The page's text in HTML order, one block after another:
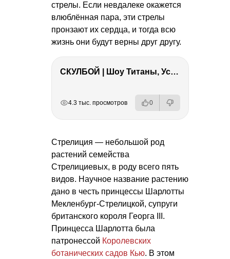
стрелы. Если невдалеке окажется
влюблённая пара, эти стрелы
пронзают их сердца, и тогда всю
жизнь они будут верны друг другу.
СКУЛБОЙ | Шоу Титаны, Усейн Болт, Ларрат, Зашквар!
4.3 тыс. просмотров 0
Стрелиция — небольшой род
растений семейства
Стрелициевых, в роду всего пять
видов. Научное название растению
дано в честь принцессы Шарлотты
Мекленбург-Стрелицкой, супруги
британского короля Георга III.
Принцесса Шарлотта была
патронессой Королевских
ботанических садов Кью. В этом